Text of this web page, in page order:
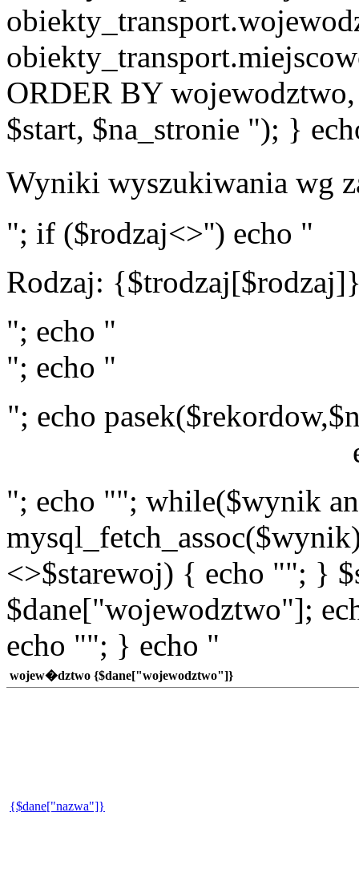
ORDER BY
$start, $na_stronie "); }
Wyniki wyszukiwania wg
"; if ($rodzaj<>'') echo "
Rodzaj:
"; echo "
"; echo "
"; echo
"; echo ""; while($wynik
<>$starewoj) { echo ""; }
$dane["wojewodztwo"];
echo ""; } echo "
wojew�dztwo {$dane["wojewodztwo"]}
{$dane["nazwa"]}